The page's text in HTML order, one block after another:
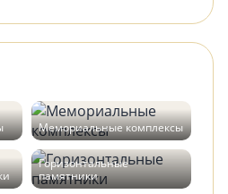
Мемориальные комплексы
Горизонтальные
памятники